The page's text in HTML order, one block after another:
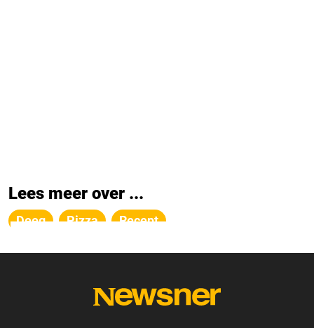
Lees meer over ...
Deeg Pizza Recept